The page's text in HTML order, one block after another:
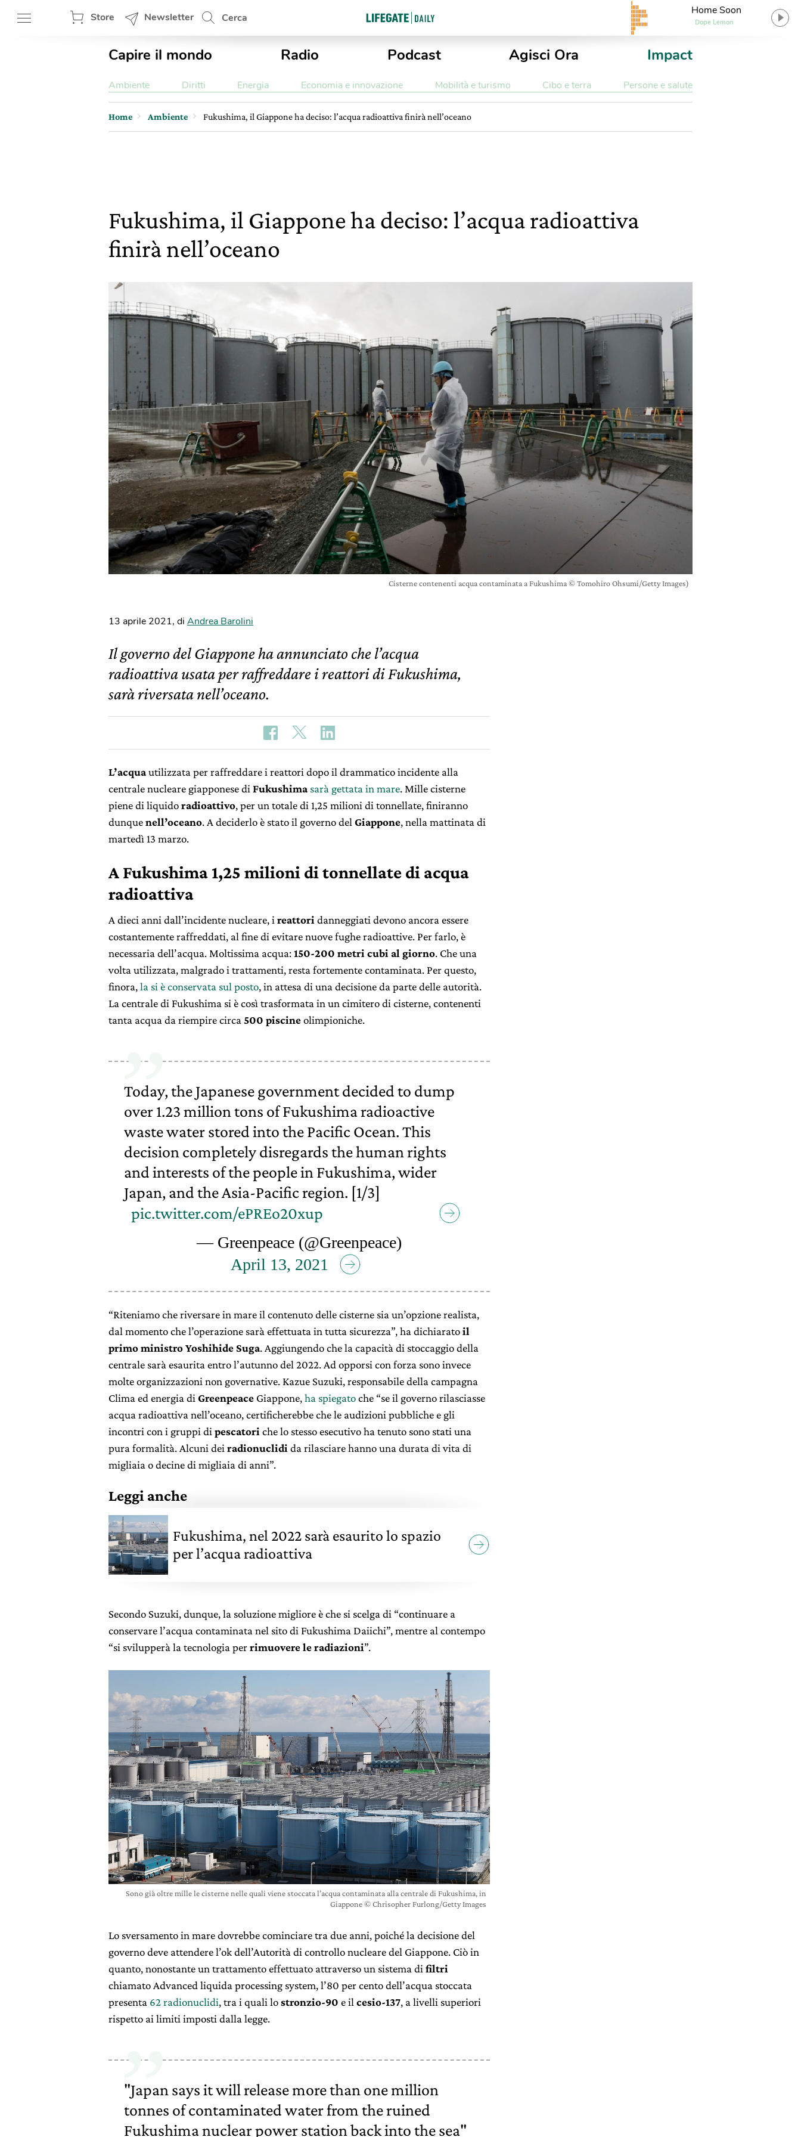
Store Newsletter Cerca
Home Soon
Dope Lemon
Capire il mondo Radio Podcast Agisci Ora Impact
Ambiente Diritti Energia Economia e innovazione Mobilità e turismo Cibo e terra Persone e salute
Home Ambiente Fukushima, il Giappone ha deciso: l’acqua radioattiva finirà nell’oceano
Fukushima, il Giappone ha deciso: l’acqua radioattiva
finirà nell’oceano
Cisterne contenenti acqua contaminata a Fukushima © Tomohiro Ohsumi/Getty Images)
13 aprile 2021, di Andrea Barolini
Il governo del Giappone ha annunciato che l’acqua
radioattiva usata per raffreddare i reattori di Fukushima,
sarà riversata nell’oceano.
L’acquautilizzata per raffreddare i reattori dopo il drammatico incidente alla
centrale nucleare giapponese di Fukushima sarà gettata in mare. Mille cisterne
piene di liquidoradioattivo, per un totale di 1,25 milioni di tonnellate, finiranno
dunquenell’oceano. A deciderlo è stato il governo del Giappone, nella mattinata di
martedì 13 marzo.
A Fukushima 1,25 milioni di tonnellate di acqua
radioattiva
A dieci anni dall’incidente nucleare, i reattori danneggiati devono ancora essere
costantemente raffreddati, al fine di evitare nuove fughe radioattive. Per farlo, è
necessaria dell’acqua. Moltissima acqua:150-200 metri cubi al giorno. Che una
volta utilizzata, malgrado i trattamenti, resta fortemente contaminata. Per questo,
finora,la si è conservata sul posto, in attesa di una decisione da parte delle autorità.
La centrale di Fukushima si è così trasformata in un cimitero di cisterne, contenenti
tanta acqua da riempire circa 500 piscineolimpioniche.
Today, the Japanese government decided to dump
over 1.23 million tons of Fukushima radioactive
waste water stored into the Pacific Ocean. This
decision completely disregards the human rights
and interests of the people in Fukushima, wider
Japan, and the Asia-Pacific region. [1/3]
pic.twitter.com/ePREo20xup
— Greenpeace (@Greenpeace)
April 13, 2021
“Riteniamo che riversare in mare il contenuto delle cisterne sia un’opzione realista,
dal momento che l’operazione sarà effettuata in tutta sicurezza”, ha dichiaratoil
primo ministro Yoshihide Suga. Aggiungendo che la capacità di stoccaggio della
centrale sarà esaurita entro l’autunno del 2022. Ad opporsi con forza sono invece
molte organizzazioni non governative. Kazue Suzuki, responsabile della campagna
Clima ed energia di Greenpeace Giappone,ha spiegatoche “se il governo rilasciasse
acqua radioattiva nell’oceano, certificherebbe che le audizioni pubbliche e gli
incontri con i gruppi di pescatori che lo stesso esecutivo ha tenuto sono stati una
pura formalità. Alcuni dei radionuclidi da rilasciare hanno una durata di vita di
migliaia o decine di migliaia di anni”.
Leggi anche
Fukushima, nel 2022 sarà esaurito lo spazio
per l’acqua radioattiva
Secondo Suzuki, dunque, la soluzione migliore è che si scelga di “continuare a
conservare l’acqua contaminata nel sito di Fukushima Daiichi”, mentre al contempo
“si svilupperà la tecnologia perrimuovere le radiazioni”.
Sono già oltre mille le cisterne nelle quali viene stoccata l’acqua contaminata alla centrale di Fukushima, in
Giappone © Chrisopher Furlong/Getty Images
Lo sversamento in mare dovrebbe cominciare tra due anni, poiché la decisione del
governo deve attendere l’ok dell’Autorità di controllo nucleare del Giappone. Ciò in
quanto, nonostante un trattamento effettuato attraverso un sistema difiltri
chiamato Advanced liquida processing system, l’80 per cento dell’acqua stoccata
presenta 62 radionuclidi, tra i quali lostronzio-90 e ilcesio-137, a livelli superiori
rispetto ai limiti imposti dalla legge.
"Japan says it will release more than one million
tonnes of contaminated water from the ruined
Fukushima nuclear power station back into the sea"